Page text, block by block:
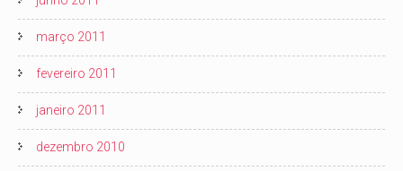
março 2011
fevereiro 2011
janeiro 2011
dezembro 2010